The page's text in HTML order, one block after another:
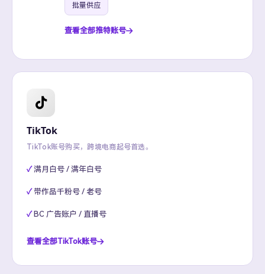
批量供应
查看全部推特账号
TikTok
TikTok账号购买，跨境电商起号首选。
满月白号 / 满年白号
带作品千粉号 / 老号
BC 广告账户 / 直播号
查看全部TikTok账号